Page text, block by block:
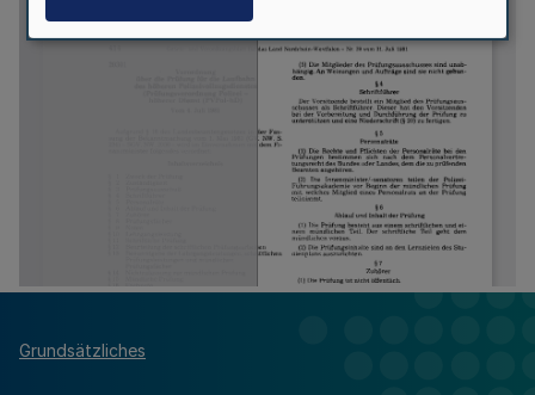
Grundsätzliches